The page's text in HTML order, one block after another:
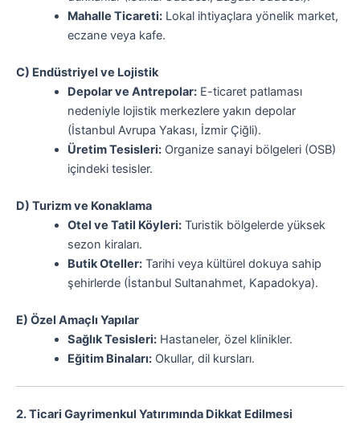
Mahalle Ticareti:Lokal ihtiyaçlara yönelik market,
eczane veya kafe.
C) Endüstriyel ve Lojistik
Depolar ve Antrepolar:E-ticaret patlaması
nedeniyle lojistik merkezlere yakın depolar
(İstanbul Avrupa Yakası, İzmir Çiğli).
Üretim Tesisleri:Organize sanayi bölgeleri (OSB)
içindeki tesisler.
D) Turizm ve Konaklama
Otel ve Tatil Köyleri:Turistik bölgelerde yüksek
sezon kiraları.
Butik Oteller:Tarihi veya kültürel dokuya sahip
şehirlerde (İstanbul Sultanahmet, Kapadokya).
E) Özel Amaçlı Yapılar
Sağlık Tesisleri:Hastaneler, özel klinikler.
Eğitim Binaları:Okullar, dil kursları.
2. Ticari Gayrimenkul Yatırımında Dikkat Edilmesi